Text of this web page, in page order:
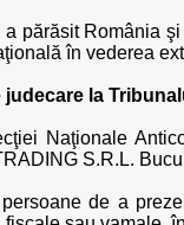
a părăsit România
în vederea
la
Naţionale
S.R.L.
de a